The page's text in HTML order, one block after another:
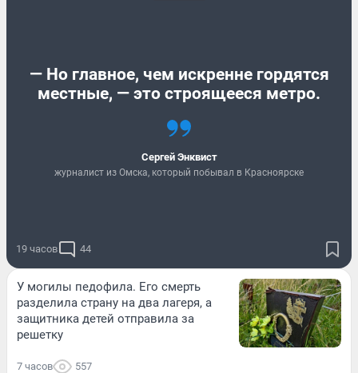
— Но главное, чем искренне гордятся
местные, — это строящееся метро.
Сергей Энквист
журнaлист из Омскa, который побывaл в Крaсноярске
19 часов 44
У могилы педофила. Его смерть
разделила страну на два лагеря, а
защитника детей отправила за
решетку
7 часов 557